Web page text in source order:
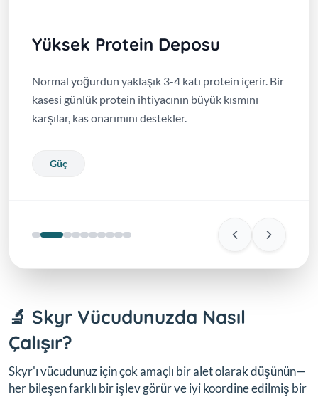
Yüksek Protein Deposu
Normal yoğurdun yaklaşık 3-4 katı protein içerir. Bir
kasesi günlük protein ihtiyacının büyük kısmını
karşılar, kas onarımını destekler.
Güç
🔬 Skyr Vücudunuzda Nasıl
Çalışır?
Skyr'ı vücudunuz için çok amaçlı bir alet olarak düşünün—
her bileşen farklı bir işlev görür ve iyi koordine edilmiş bir